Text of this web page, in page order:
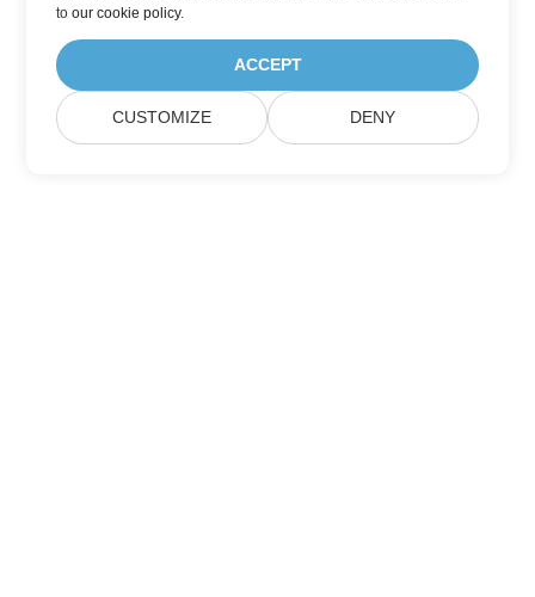
toour cookie policy.
ACCEPT
CUSTOMIZE DENY